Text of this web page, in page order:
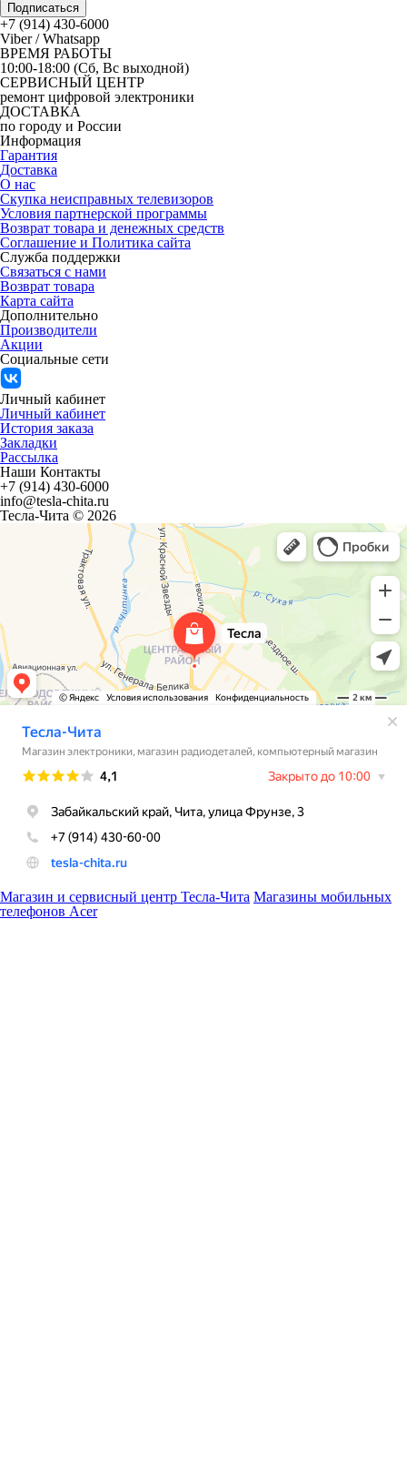
Подписаться
+7 (914) 430-6000
Viber / Whatsapp
ВРЕМЯ РАБОТЫ
10:00-18:00 (Сб, Вс выходной)
СЕРВИСНЫЙ ЦЕНТР
ремонт цифровой электроники
ДОСТАВКА
по городу и России
Информация
Гарантия
Доставка
О нас
Скупка неисправных телевизоров
Условия партнерской программы
Возврат товара и денежных средств
Соглашение и Политика сайта
Служба поддержки
Связаться с нами
Возврат товара
Карта сайта
Дополнительно
Производители
Акции
Социальные сети
Личный кабинет
Личный кабинет
История заказа
Закладки
Рассылка
Наши Контакты
+7 (914) 430-6000
info@tesla-chita.ru
Тесла-Чита © 2026
Магазин и сервисный центр Тесла-Чита Магазины мобильных
телефонов Acer